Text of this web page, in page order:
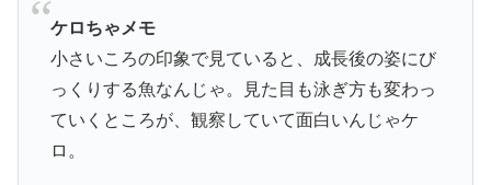
ケロちゃメモ
小さいころの印象で見ていると、成長後の姿にび
っくりする魚なんじゃ。見た目も泳ぎ方も変わっ
ていくところが、観察していて面白いんじゃケ
ロ。